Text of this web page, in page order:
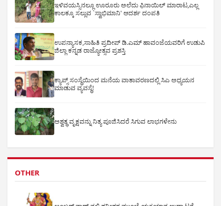
ಇಳಿವಯಸ್ಸಿನಲ್ಲೂ ಊರೂರು ಅಲೆದು ಫಿನಾಯಿಲ್ ಮಾರಾಟ,ಎಲ್ಲ
ಕಾಲಕ್ಕೂ ಸಲ್ಲುವ `ಸ್ವಾಭಿಮಾನಿ' ಆದರ್ಶ ದಂಪತಿ
ಉಪನ್ಯಾಸಕ,ಸಾಹಿತಿ ಪ್ರದೀಪ್ ಡಿ.ಎಮ್ ಹಾವಂಜೆಯವರಿಗೆ ಉಡುಪಿ
ಜಿಲ್ಲಾ ಕನ್ನಡ ರಾಜ್ಯೋತ್ಸವ ಪ್ರಶಸ್ತಿ
ಕ್ಯಾಪ್ಸ್ ಸಂಸ್ಥೆಯಿಂದ ಮನೆಯ ವಾತಾವರಣದಲ್ಲಿ ಸಿಎ ಅಧ್ಯಯನ
ಮಾಡುವ ವ್ಯವಸ್ಥೆ!
ಅಶ್ವತ್ಥ ವೃಕ್ಷವನ್ನು ನಿತ್ಯ ಪೂಜಿಸಿದರೆ ಸಿಗುವ ಲಾಭಗಳೇನು
OTHER